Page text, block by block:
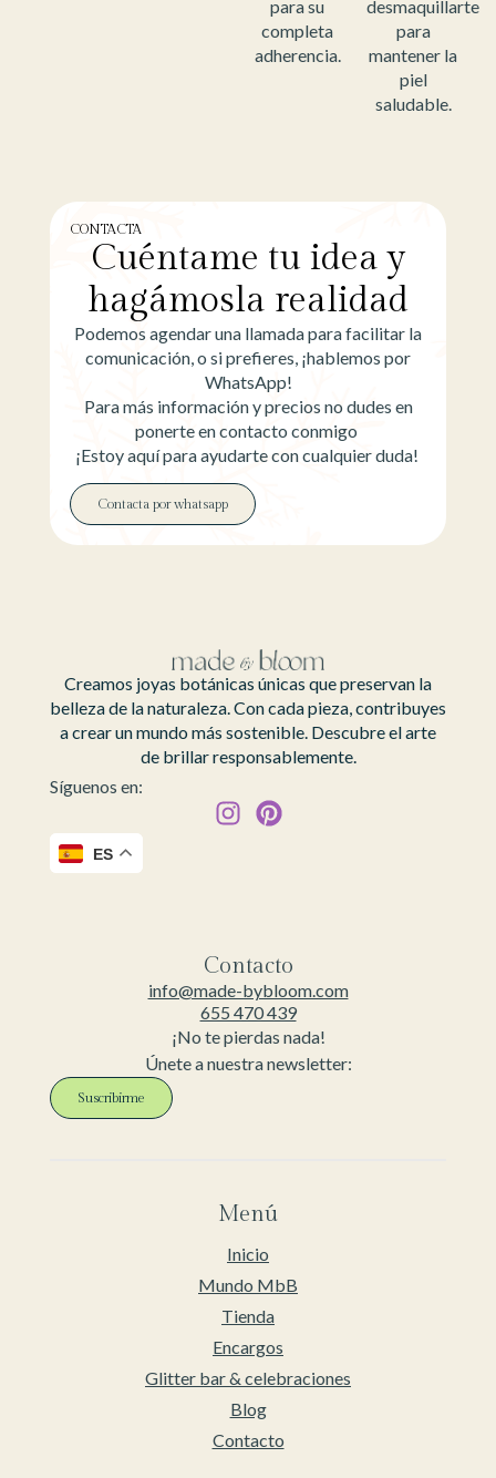
para su
completa
adherencia.
desmaquillarte
para
mantener la
piel
saludable.
CONTACTA
Cuéntame tu idea y
hagámosla realidad
Podemos agendar una llamada para facilitar la
comunicación, o si prefieres, ¡hablemos por
WhatsApp!
Para más información y precios no dudes en
ponerte en contacto conmigo
¡Estoy aquí para ayudarte con cualquier duda!
Contacta por whatsapp
Creamos joyas botánicas únicas que preservan la
belleza de la naturaleza. Con cada pieza, contribuyes
a crear un mundo más sostenible. Descubre el arte
de brillar responsablemente.
Síguenos en:
ES
Contacto
info@made-bybloom.com
655 470 439
¡No te pierdas nada!
Únete a nuestra newsletter:
Suscribirme
Menú
Inicio
Mundo MbB
Tienda
Encargos
Glitter bar & celebraciones
Blog
Contacto